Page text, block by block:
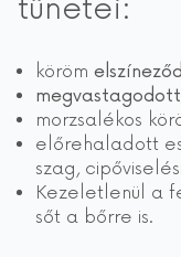
tünetei:
köröm
morzsalékos
előrehaladott
szag,
Kezeletlenül a
sőt a bőrre is.